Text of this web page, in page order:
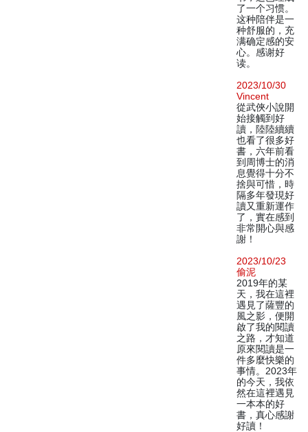
了一个习惯。
这种陪伴是一
种舒服的，充
满确定感的安
心。感谢好
读。
2023/10/30
Vincent
從武俠小說開
始接觸到好
讀，陸陸續續
也看了很多好
書，六年前看
到周博士的消
息覺得十分不
捨與可惜，時
隔多年發現好
讀又重新運作
了，實在感到
非常開心與感
謝！
2023/10/23
偷泥
2019年的某
天，我在這裡
遇見了薩豐的
風之影，便開
啟了我的閱讀
之路，才知道
原來閱讀是一
件多麼快樂的
事情。2023年
的今天，我依
然在這裡遇見
一本本的好
書，真心感謝
好讀！